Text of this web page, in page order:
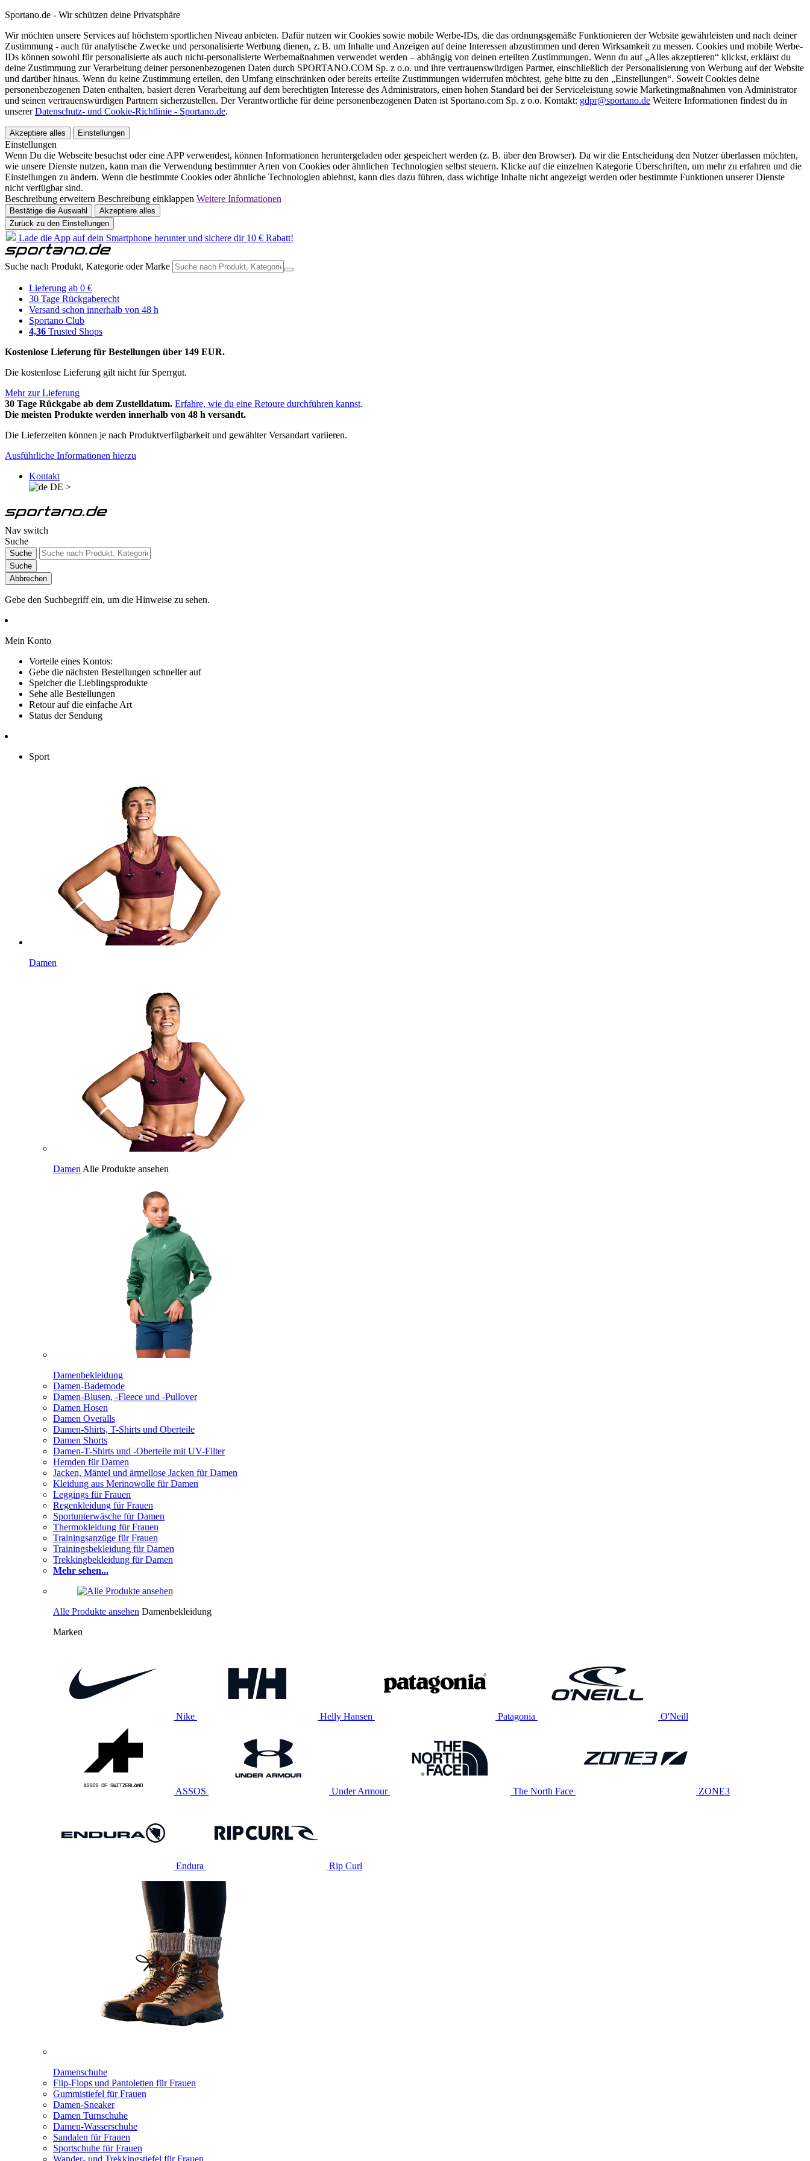
Sportano.de - Wir schützen deine Privatsphäre
Wir möchten unsere Services auf höchstem sportlichen Niveau anbieten. Dafür nutzen wir Cookies sowie mobile Werbe-IDs, die das ordnungsgemäße Funktionieren der Website gewährleisten und nach deiner
Zustimmung - auch für analytische Zwecke und personalisierte Werbung dienen, z. B. um Inhalte und Anzeigen auf deine Interessen abzustimmen und deren Wirksamkeit zu messen. Cookies und mobile Werbe-
IDs können sowohl für personalisierte als auch nicht-personalisierte Werbemaßnahmen verwendet werden – abhängig von deinen erteilten Zustimmungen. Wenn du auf „Alles akzeptieren“ klickst, erklärst du
deine Zustimmung zur Verarbeitung deiner personenbezogenen Daten durch SPORTANO.COM Sp. z o.o. und ihre vertrauenswürdigen Partner, einschließlich der Personalisierung von Werbung auf der Website
und darüber hinaus. Wenn du keine Zustimmung erteilen, den Umfang einschränken oder bereits erteilte Zustimmungen widerrufen möchtest, gehe bitte zu den „Einstellungen“. Soweit Cookies deine
personenbezogenen Daten enthalten, basiert deren Verarbeitung auf dem berechtigten Interesse des Administrators, einen hohen Standard bei der Serviceleistung sowie Marketingmaßnahmen von Administrator
und seinen vertrauenswürdigen Partnern sicherzustellen. Der Verantwortliche für deine personenbezogenen Daten ist Sportano.com Sp. z o.o. Kontakt: gdpr@sportano.de Weitere Informationen findest du in
unsererDatenschutz- und Cookie-Richtlinie - Sportano.de.
Akzeptiere alles Einstellungen
Einstellungen
Wenn Du die Webseite besuchst oder eine APP verwendest, können Informationen heruntergeladen oder gespeichert werden (z. B. über den Browser). Da wir die Entscheidung den Nutzer überlassen möchten,
wie unsere Dienste nutzen, kann man die Verwendung bestimmter Arten von Cookies oder ähnlichen Technologien selbst steuern. Klicke auf die einzelnen Kategorie Überschriften, um mehr zu erfahren und die
Einstellungen zu ändern. Wenn die bestimmte Cookies oder ähnliche Technologien ablehnst, kann dies dazu führen, dass wichtige Inhalte nicht angezeigt werden oder bestimmte Funktionen unserer Dienste
nicht verfügbar sind.
Beschreibung erweitern Beschreibung einklappen Weitere Informationen
Bestätige die Auswahl
Akzeptiere alles
Zurück zu den Einstellungen
Lade die App auf dein Smartphone herunter und sichere dir 10 € Rabatt!
Suche nach Produkt, Kategorie oder Marke
Lieferung ab 0 €
30 Tage Rückgaberecht
Versand schon innerhalb von 48 h
Sportano Club
4,36 Trusted Shops
Kostenlose Lieferung für Bestellungen über 149 EUR.
Die kostenlose Lieferung gilt nicht für Sperrgut.
Mehr zur Lieferung
30 Tage Rückgabe ab dem Zustelldatum. Erfahre, wie du eine Retoure durchführen kannst.
Die meisten Produkte werden innerhalb von 48 h versandt.
Die Lieferzeiten können je nach Produktverfügbarkeit und gewählter Versandart variieren.
Ausführliche Informationen hierzu
Kontakt
DE >
Nav switch
Suche
Suche
Suche
Abbrechen
Gebe den Suchbegriff ein, um die Hinweise zu sehen.
Mein Konto
Vorteile eines Kontos:
Gebe die nächsten Bestellungen schneller auf
Speicher die Lieblingsprodukte
Sehe alle Bestellungen
Retour auf die einfache Art
Status der Sendung
Sport
Damen
Damen Alle Produkte ansehen
Damenbekleidung
Damen-Bademode
Damen-Blusen, -Fleece und -Pullover
Damen Hosen
Damen Overalls
Damen-Shirts, T-Shirts und Oberteile
Damen Shorts
Damen-T-Shirts und -Oberteile mit UV-Filter
Hemden für Damen
Jacken, Mäntel und ärmellose Jacken für Damen
Kleidung aus Merinowolle für Damen
Leggings für Frauen
Regenkleidung für Frauen
Sportunterwäsche für Damen
Thermokleidung für Frauen
Trainingsanzüge für Frauen
Trainingsbekleidung für Damen
Trekkingbekleidung für Damen
Mehr sehen...
Alle Produkte ansehen Damenbekleidung
Marken
Nike Helly Hansen Patagonia O'Neill
ASSOS Under Armour The North Face ZONE3
Endura Rip Curl
Damenschuhe
Flip-Flops und Pantoletten für Frauen
Gummistiefel für Frauen
Damen-Sneaker
Damen Turnschuhe
Damen-Wasserschuhe
Sandalen für Frauen
Sportschuhe für Frauen
Wander- und Trekkingstiefel für Frauen